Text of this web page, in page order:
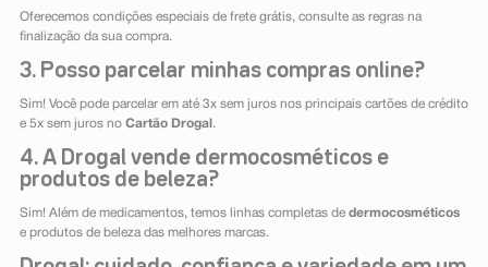
Oferecemos condições especiais de frete grátis, consulte as regras na
finalização da sua compra.
3. Posso parcelar minhas compras online?
Sim! Você pode parcelar em até 3x sem juros nos principais cartões de crédito
e 5x sem juros no Cartão Drogal .
4. A Drogal vende dermocosméticos e
produtos de beleza?
Sim! Além de medicamentos, temos linhas completas de dermocosméticos
e produtos de beleza das melhores marcas.